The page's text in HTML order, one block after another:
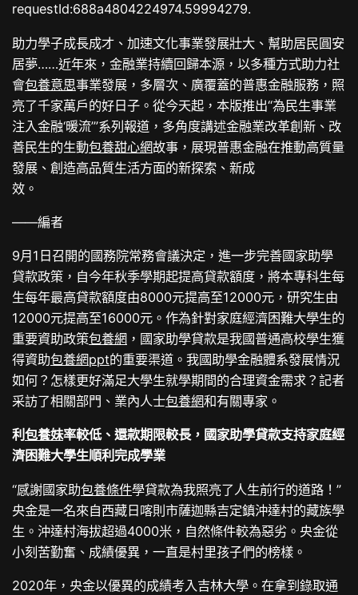
requestId:688a4804224974.59994279.
助力學子成長成才、加速文化事業發展壯大、幫助居民圓安
居夢……近年來，金融業持續回歸本源，以多種方式助力社
會包養意思事業發展，多層次、廣覆蓋的普惠金融服務，照
亮了千家萬戶的好日子。從今天起，本版推出“為民生事業
注入金融‘暖流’”系列報道，多角度講述金融業改革創新、改
善民生的生動包養甜心網故事，展現普惠金融在推動高質量
發展、創造高品質生活方面的新探索、新成
效。
——編者
9月1日召開的國務院常務會議決定，進一步完善國家助學
貸款政策，自今年秋季學期起提高貸款額度，將本專科生每
生每年最高貸款額度由8000元提高至12000元，研究生由
12000元提高至16000元。作為針對家庭經濟困難大學生的
重要資助政策包養網 ，國家助學貸款是我國普通高校學生獲
得資助包養網ppt的重要渠道。我國助學金融體系發展情況
如何？怎樣更好滿足大學生就學期間的合理資金需求？記者
采訪了相關部門、業內人士包養網和有關專家。
利包養妹率較低、還款期限較長，國家助學貸款支持家庭經
濟困難大學生順利完成學業
“感謝國家助包養條件學貸款為我照亮了人生前行的道路！”
央金是一名來自西藏日喀則市薩迦縣吉定鎮沖達村的藏族學
生。沖達村海拔超過4000米，自然條件較為惡劣。央金從
小刻苦勤奮、成績優異，一直是村里孩子們的榜樣。
2020年，央金以優異的成績考入吉林大學。在拿到錄取通